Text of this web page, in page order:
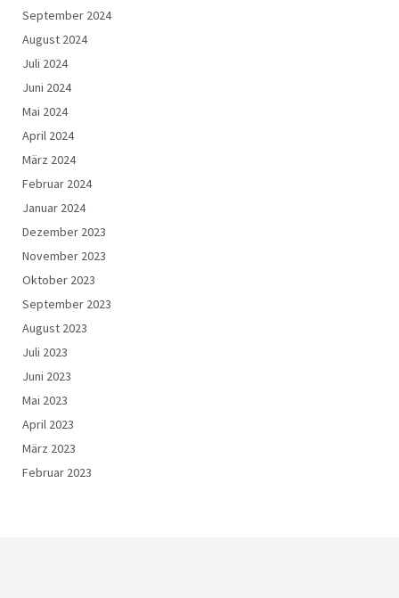
September 2024
August 2024
Juli 2024
Juni 2024
Mai 2024
April 2024
März 2024
Februar 2024
Januar 2024
Dezember 2023
November 2023
Oktober 2023
September 2023
August 2023
Juli 2023
Juni 2023
Mai 2023
April 2023
März 2023
Februar 2023